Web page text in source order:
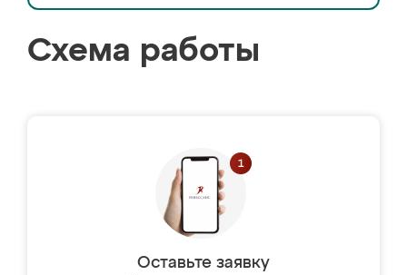
Схема работы
Оставьте заявку